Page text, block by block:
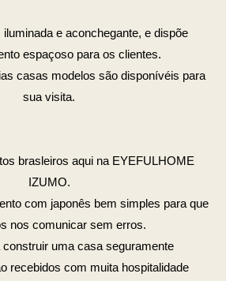
e aconchegante, e dispõe
espaçoso para os clientes.
casas modelos são disponívéis para
sua visita.
brasleiros aqui na EYEFULHOME
IZUMO.
com japonês bem simples para que
nos comunicar sem erros.
construir uma casa seguramente
recebidos com muita hospitalidade